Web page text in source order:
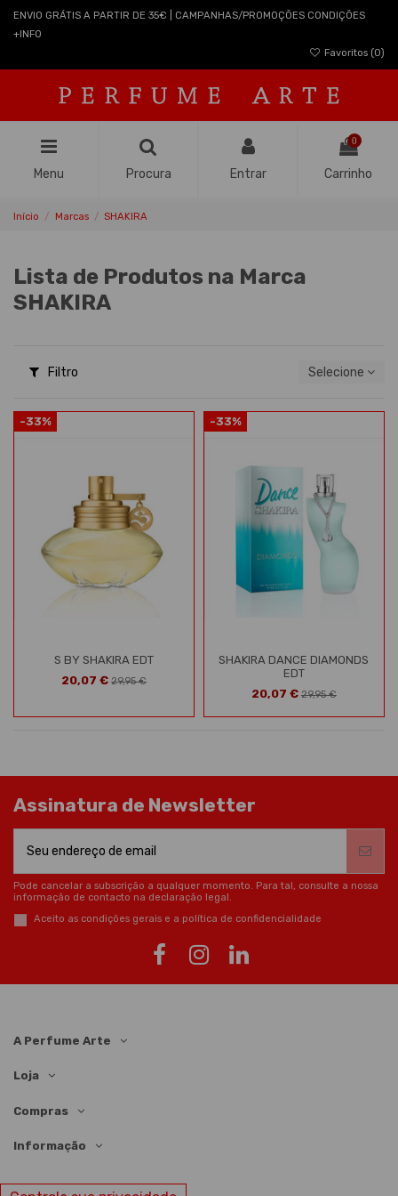
ENVIO GRÁTIS A PARTIR DE 35€ | CAMPANHAS/PROMOÇÕES CONDIÇÕES
+INFO
Favoritos (0)
Menu Procura Entrar
0
Carrinho
Início Marcas SHAKIRA
Lista de Produtos na Marca
SHAKIRA
Filtro Selecione
-33%
S BY SHAKIRA EDT
20,07 € 29,95 €
-33%
SHAKIRA DANCE DIAMONDS
EDT
20,07 € 29,95 €
Assinatura de Newsletter
Pode cancelar a subscrição a qualquer momento. Para tal, consulte a nossa
informação de contacto na declaração legal.
Aceito as condições gerais e a política de confidencialidade
A Perfume Arte
Loja
Compras
Informação